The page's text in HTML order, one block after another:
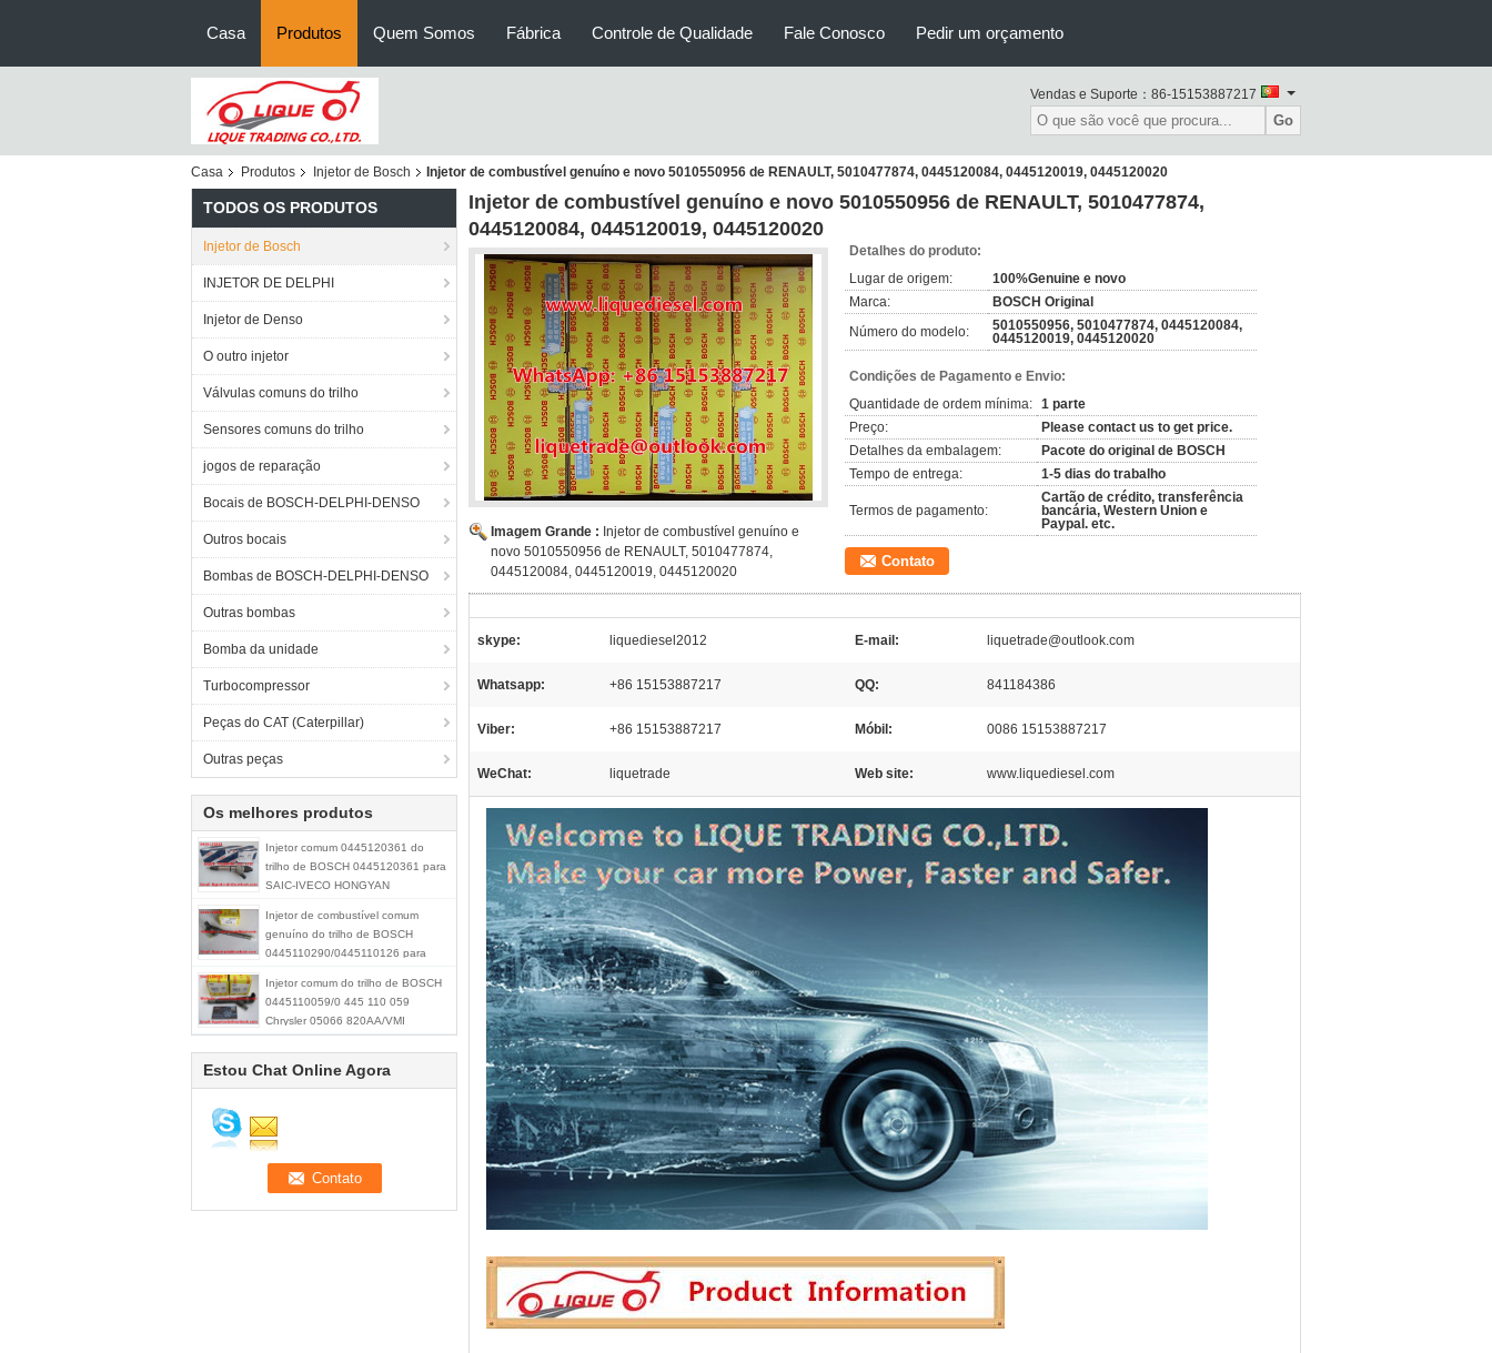
Casa Produtos Quem Somos Fábrica Controle de Qualidade Fale Conosco Pedir um orçamento
Vendas e Suporte： 86-15153887217
Go
Casa Produtos Injetor de Bosch Injetor de combustível genuíno e novo 5010550956 de RENAULT, 5010477874, 0445120084, 0445120019, 0445120020
TODOS OS PRODUTOS
Injetor de Bosch
INJETOR DE DELPHI
Injetor de Denso
O outro injetor
Válvulas comuns do trilho
Sensores comuns do trilho
jogos de reparação
Bocais de BOSCH-DELPHI-DENSO
Outros bocais
Bombas de BOSCH-DELPHI-DENSO
Outras bombas
Bomba da unidade
Turbocompressor
Peças do CAT (Caterpillar)
Outras peças
Os melhores produtos
Injetor comum 0445120361 do
trilho de BOSCH 0445120361 para
SAIC-IVECO HONGYAN
Injetor de combustível comum
genuíno do trilho de BOSCH
0445110290/0445110126 para
21900/33800-27000
Injetor comum do trilho de BOSCH
0445110059/0 445 110 059
Chrysler 05066 820AA/VMI
15062036F
Estou Chat Online Agora
Injetor de combustível genuíno e novo 5010550956 de RENAULT, 5010477874,
0445120084, 0445120019, 0445120020
Imagem Grande : Injetor de combustível genuíno e
novo 5010550956 de RENAULT, 5010477874,
0445120084, 0445120019, 0445120020
Detalhes do produto:
Lugar de origem:
100%Genuine e novo
Marca:
BOSCH Original
Número do modelo:
5010550956, 5010477874, 0445120084,
0445120019, 0445120020
Condições de Pagamento e Envio:
Quantidade de ordem mínima: 1 parte
Preço:
Please contact us to get price.
Detalhes da embalagem:
Pacote do original de BOSCH
Tempo de entrega:
1-5 dias do trabalho
Termos de pagamento:
Cartão de crédito, transferência
bancária, Western Union e
Paypal. etc.
Contato
skype: liquediesel2012 E-mail: liquetrade@outlook.com
Whatsapp: +86 15153887217 QQ: 841184386
Viber: +86 15153887217 Móbil: 0086 15153887217
WeChat: liquetrade Web site: www.liquediesel.com